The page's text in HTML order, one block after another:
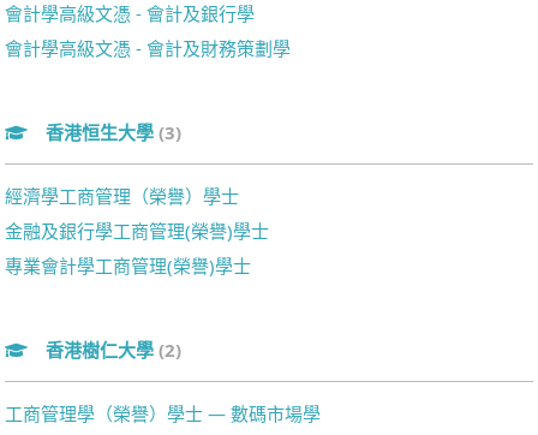
會計學高級文憑 - 會計及銀行學
會計學高級文憑 - 會計及財務策劃學
香港恒生大學 (3)
經濟學工商管理（榮譽）學士
金融及銀行學工商管理(榮譽)學士
專業會計學工商管理(榮譽)學士
香港樹仁大學 (2)
工商管理學（榮譽）學士 — 數碼市場學